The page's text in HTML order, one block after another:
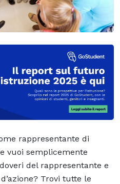
rappresentante di
vuoi semplicemente
del rappresentante e
Trovi tutte le